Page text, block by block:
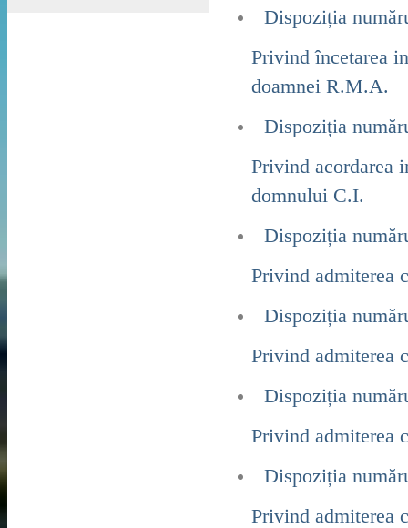
Dispoziția
Privind încetarea
doamnei R.M.A.
Dispoziția
Privind acordarea
domnului C.I.
Dispoziția
Privind admiterea
Dispoziția
Privind admiterea
Dispoziția
Privind admiterea
Dispoziția
Privind admiterea